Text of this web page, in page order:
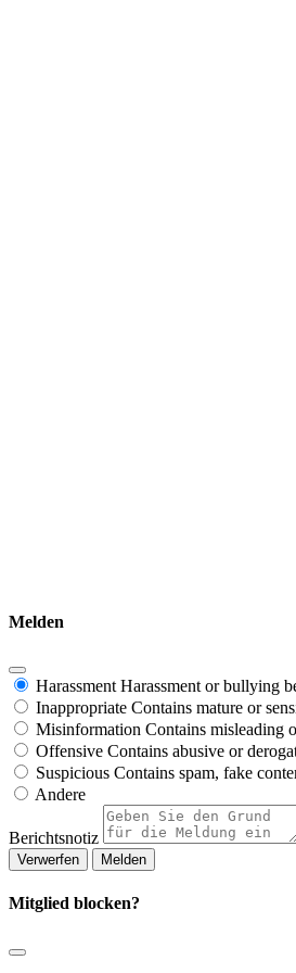
Melden
Harassment Harassment or bullying
Inappropriate Contains mature or
Misinformation Contains misleading
Offensive Contains abusive or
Suspicious Contains spam, fake
Andere
Berichtsnotiz
Melden
Mitglied blocken?